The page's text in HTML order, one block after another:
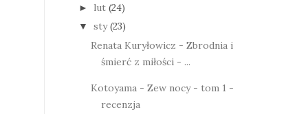
► lut (24)
▼ sty (23)
Renata Kuryłowicz - Zbrodnia i
śmierć z miłości - ...
Kotoyama - Zew nocy - tom 1 -
recenzja